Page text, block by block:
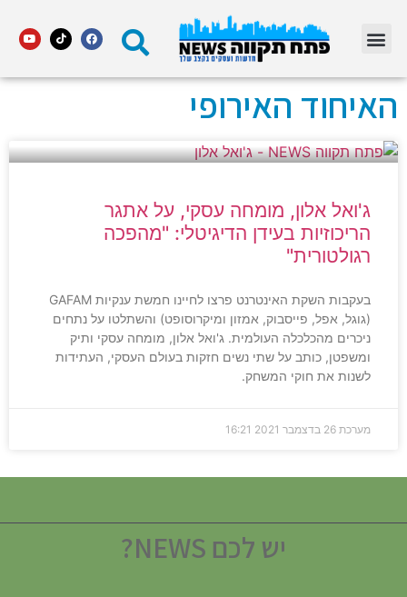
האיחוד האירופי
ג'ואל אלון, מומחה עסקי, על אתגר
הריכוזיות בעידן הדיגיטלי: "מהפכה
רגולטורית"
בעקבות השקת האינטרנט פרצו לחיינו חמשת ענקיות GAFAM
(גוגל, אפל, פייסבוק, אמזון ומיקרוסופט) והשתלטו על נתחים
ניכרים מהכלכלה העולמית. ג'ואל אלון, מומחה עסקי ותיק
ומשפטן, כותב על שתי נשים חזקות בעולם העסקי, העתידות
לשנות את חוקי המשחק.
מערכת 26 בדצמבר 2021 16:21
יש לכם NEWS?